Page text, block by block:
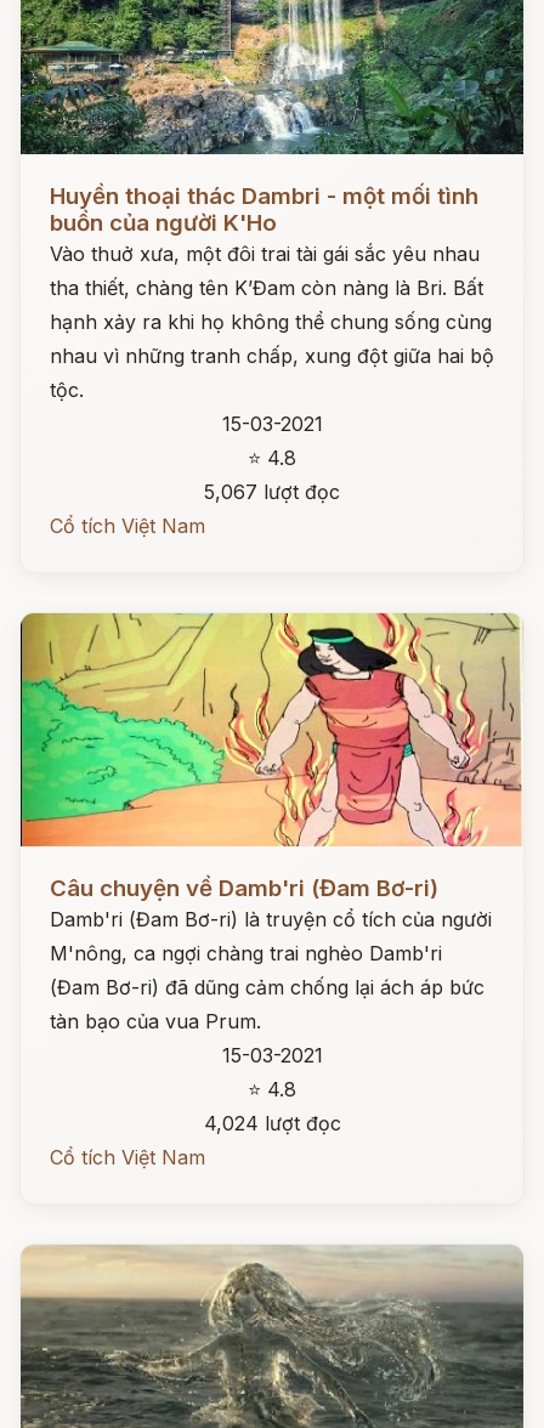
Đọc ngay
Huyền thoại thác Dambri - một mối tình
buồn của người K'Ho
Vào thuở xưa, một đôi trai tài gái sắc yêu nhau
tha thiết, chàng tên K’Đam còn nàng là Bri. Bất
hạnh xảy ra khi họ không thể chung sống cùng
nhau vì những tranh chấp, xung đột giữa hai bộ
tộc.
15-03-2021
⭐ 4.8
5,067 lượt đọc
Cổ tích Việt Nam
Câu chuyện về Damb'ri (Đam Bơ-ri)
Damb'ri (Đam Bơ-ri) là truyện cổ tích của người
M'nông, ca ngợi chàng trai nghèo Damb'ri
(Đam Bơ-ri) đã dũng cảm chống lại ách áp bức
tàn bạo của vua Prum.
15-03-2021
⭐ 4.8
4,024 lượt đọc
Cổ tích Việt Nam